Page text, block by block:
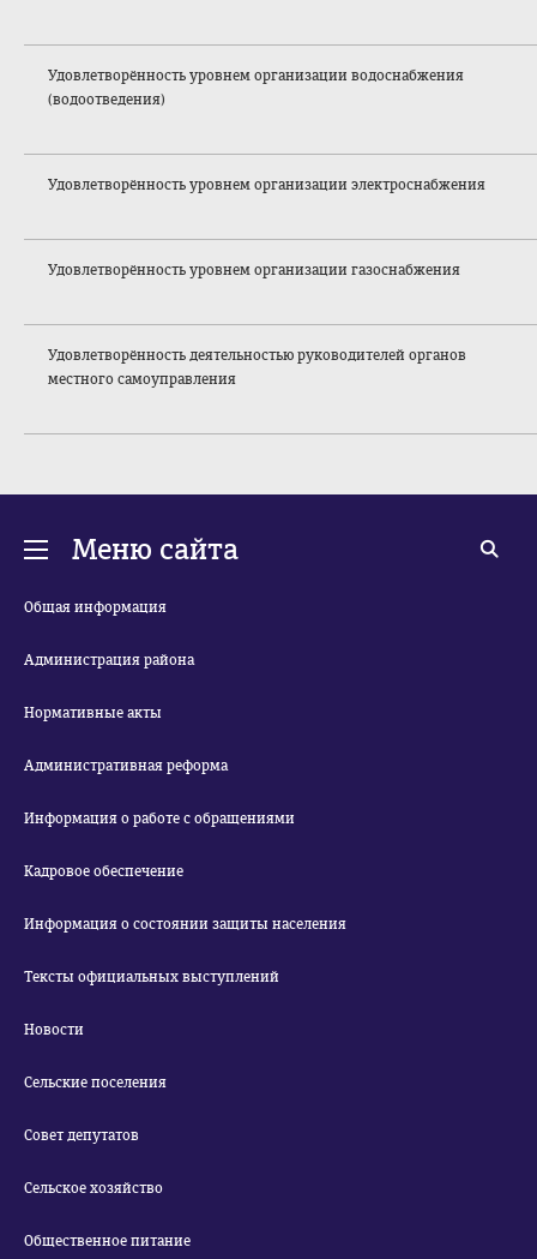
Удовлетворённость уровнем организации водоснабжения
(водоотведения)
Удовлетворённость уровнем организации электроснабжения
Удовлетворённость уровнем организации газоснабжения
Удовлетворённость деятельностью руководителей органов
местного самоуправления
Меню сайта
Общая информация
Администрация района
Нормативные акты
Административная реформа
Информация о работе с обращениями
Кадровое обеспечение
Информация о состоянии защиты населения
Тексты официальных выступлений
Новости
Сельские поселения
Совет депутатов
Сельское хозяйство
Общественное питание